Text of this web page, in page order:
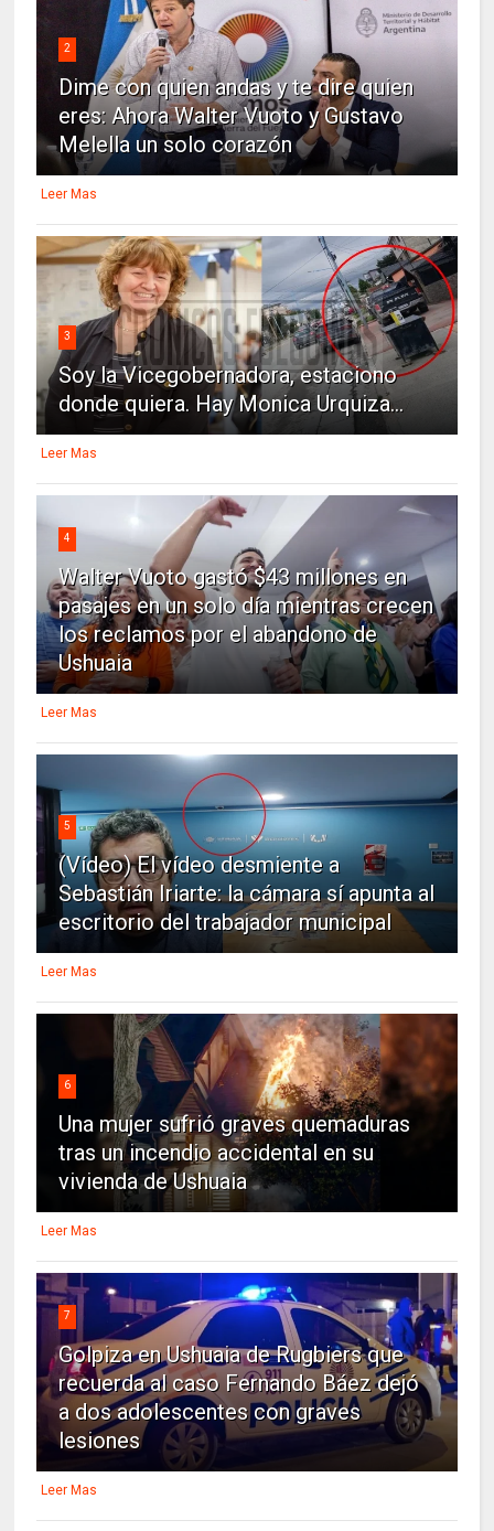
2
Dime con quien andas y te dire quien
eres: Ahora Walter Vuoto y Gustavo
Melella un solo corazón
Leer Mas
3
Soy la Vicegobernadora, estaciono
donde quiera. Hay Monica Urquiza...
Leer Mas
4
Walter Vuoto gastó $43 millones en
pasajes en un solo día mientras crecen
los reclamos por el abandono de
Ushuaia
Leer Mas
5
(Vídeo) El vídeo desmiente a
Sebastián Iriarte: la cámara sí apunta al
escritorio del trabajador municipal
Leer Mas
6
Una mujer sufrió graves quemaduras
tras un incendio accidental en su
vivienda de Ushuaia
Leer Mas
7
Golpiza en Ushuaia de Rugbiers que
recuerda al caso Fernando Báez dejó
a dos adolescentes con graves
lesiones
Leer Mas